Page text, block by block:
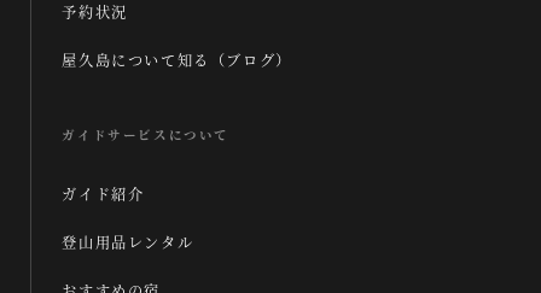
予約状況
屋久島について知る（ブログ）
ガイドサービスについて
ガイド紹介
登山用品レンタル